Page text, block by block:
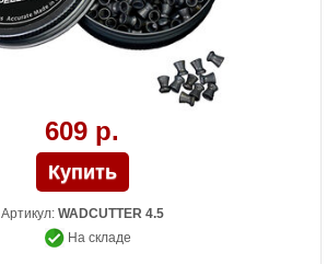
609 р.
Артикул: WADCUTTER 4.5
На складе